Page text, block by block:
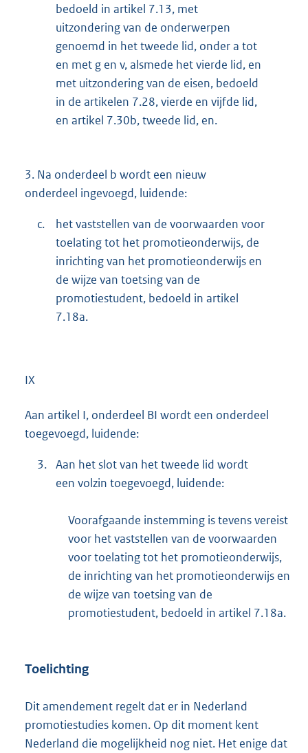
bedoeld in artikel 7.13, met
uitzondering van de onderwerpen
genoemd in het tweede lid, onder a tot
en met g en v, alsmede het vierde lid, en
met uitzondering van de eisen, bedoeld
in de artikelen 7.28, vierde en vijfde lid,
en artikel 7.30b, tweede lid, en.
3. Na onderdeel b wordt een nieuw
onderdeel ingevoegd, luidende:
c.
het vaststellen van de voorwaarden voor
toelating tot het promotieonderwijs, de
inrichting van het promotieonderwijs en
de wijze van toetsing van de
promotiestudent, bedoeld in artikel
7.18a.
IX
Aan artikel I, onderdeel BI wordt een onderdeel
toegevoegd, luidende:
3. Aan het slot van het tweede lid wordt
een volzin toegevoegd, luidende:
Voorafgaande instemming is tevens vereist
voor het vaststellen van de voorwaarden
voor toelating tot het promotieonderwijs,
de inrichting van het promotieonderwijs en
de wijze van toetsing van de
promotiestudent, bedoeld in artikel 7.18a.
Toelichting
Dit amendement regelt dat er in Nederland
promotiestudies komen. Op dit moment kent
Nederland die mogelijkheid nog niet. Het enige dat